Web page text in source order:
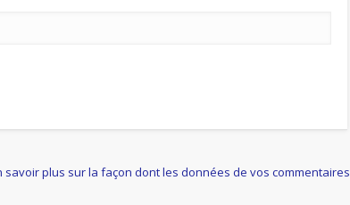
savoir plus sur la façon dont les données de vos commentaires